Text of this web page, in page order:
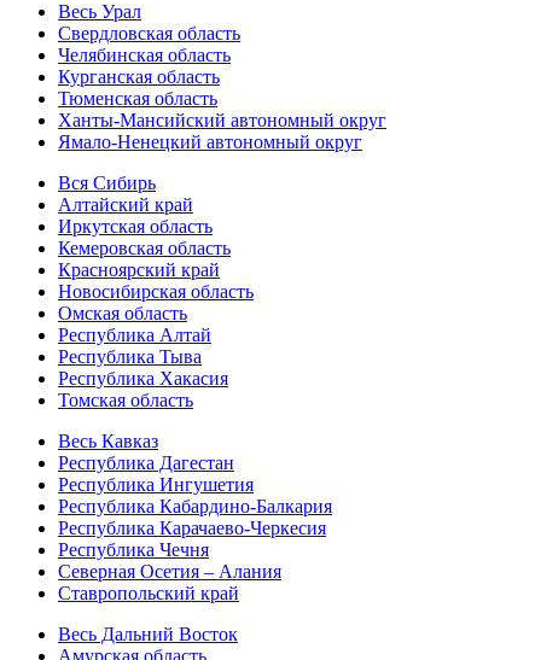
Весь Урал
Свердловская область
Челябинская область
Курганская область
Тюменская область
Ханты-Мансийский автономный округ
Ямало-Ненецкий автономный округ
Вся Сибирь
Алтайский край
Иркутская область
Кемеровская область
Красноярский край
Новосибирская область
Омская область
Республика Алтай
Республика Тыва
Республика Хакасия
Томская область
Весь Кавказ
Республика Дагестан
Республика Ингушетия
Республика Кабардино-Балкария
Республика Карачаево-Черкесия
Республика Чечня
Северная Осетия – Алания
Ставропольский край
Весь Дальний Восток
Амурская область